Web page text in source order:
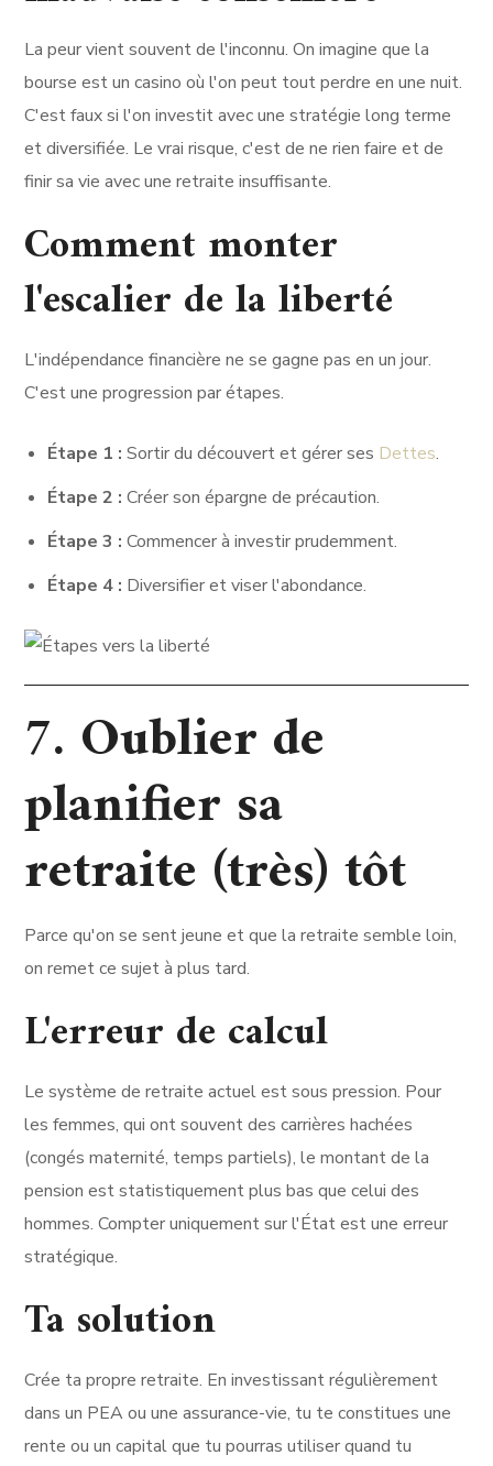
La peur vient souvent de l'inconnu. On imagine que la
bourse est un casino où l'on peut tout perdre en une nuit.
C'est faux si l'on investit avec une stratégie long terme
et diversifiée. Le vrai risque, c'est de ne rien faire et de
finir sa vie avec une retraite insuffisante.
Comment monter
l'escalier de la liberté
L'indépendance financière ne se gagne pas en un jour.
C'est une progression par étapes.
Étape 1 : Sortir du découvert et gérer ses Dettes.
Étape 2 : Créer son épargne de précaution.
Étape 3 : Commencer à investir prudemment.
Étape 4 : Diversifier et viser l'abondance.
7. Oublier de
planifier sa
retraite (très) tôt
Parce qu'on se sent jeune et que la retraite semble loin,
on remet ce sujet à plus tard.
L'erreur de calcul
Le système de retraite actuel est sous pression. Pour
les femmes, qui ont souvent des carrières hachées
(congés maternité, temps partiels), le montant de la
pension est statistiquement plus bas que celui des
hommes. Compter uniquement sur l'État est une erreur
stratégique.
Ta solution
Crée ta propre retraite. En investissant régulièrement
dans un PEA ou une assurance-vie, tu te constitues une
rente ou un capital que tu pourras utiliser quand tu